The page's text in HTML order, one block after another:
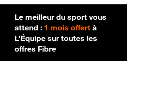
Le meilleur du sport vous
attend : 1 mois offertà
L’Équipe sur toutes les
offres Fibre